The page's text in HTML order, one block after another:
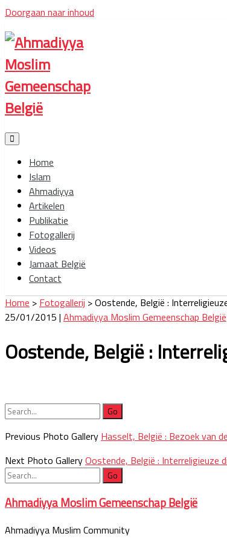
Doorgaan naar inhoud
Ahmadiyya
Moslim
Gemeenschap
België
Home
Islam
Ahmadiyya
Artikelen
Publikatie
Fotogallerij
Videos
Jamaat België
Contact
Home > Fotogallerij >Oostende, België :
25/01/2015 | Ahmadiyya Moslim Gemeenschap België
Oostende, België :
Search
Previous Photo Gallery Hasselt, België : Bezoek van
Next Photo GalleryOostende, België : Interreligieuze
Search
Ahmadiyya Moslim Gemeenschap België
Ahmadiyya Muslim Community